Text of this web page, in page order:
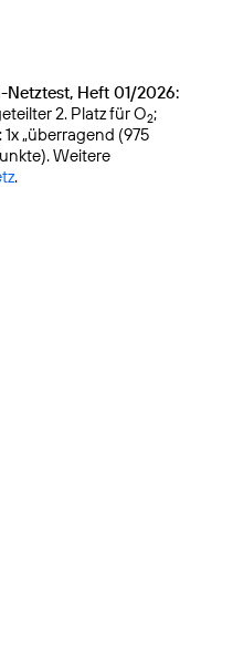
Heft 01/2026:
2. Platz für O2;
„überragend (975
Weitere
.